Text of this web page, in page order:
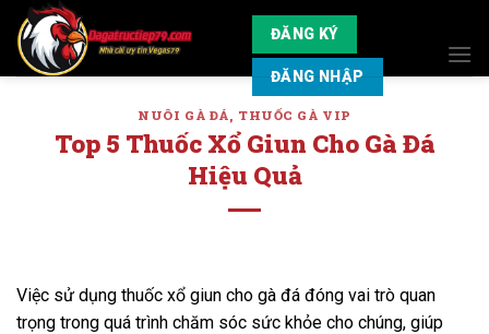
Skip
content
ĐĂNG KÝ
ĐĂNG NHẬP
NUÔI GÀ ĐÁ, THUỐC GÀ VIP
Top 5 Thuốc Xổ Giun Cho Gà Đá
Hiệu Quả
Việc sử dụng thuốc xổ giun cho gà đá đóng vai trò quan
trọng trong quá trình chăm sóc sức khỏe cho chúng, giúp